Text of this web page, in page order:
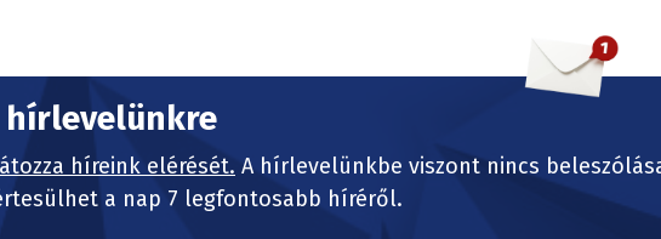
híreink elérését. A hírlevelünkbe viszont nincs
a nap 7 legfontosabb híréről.